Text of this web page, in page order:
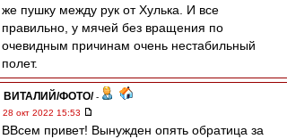
же пушку между рук от Хулька. И все
правильно, у мячей без вращения по
очевидным причинам очень нестабильный
полет.
ВИТАЛИЙ/ФОТО/ -
28 окт 2022 15:53
ВВсем привет! Вынужден опять обратица за